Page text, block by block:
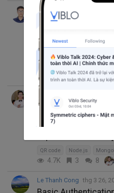
Đỗ Đức Hoàng
thg 4 30, 2020 5:32 CH
Cách thiết kế cơ sở
mongoDB
MongoDB NoSQL
7.3K 11 0
thg 4 14, 2020 7:46 CH
Trending thg 4 18, 2020
Tạo ứng dụng điểm
QR code Node.js
4.7K 3 8
Le Thanh Cong thg 3 26,